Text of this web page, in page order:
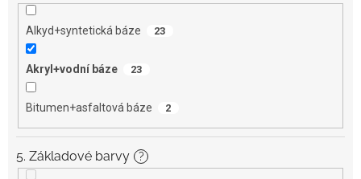
Alkyd+syntetická báze 23
Akryl+vodní báze 23
Bitumen+asfaltová báze 2
5. Základové barvy ?